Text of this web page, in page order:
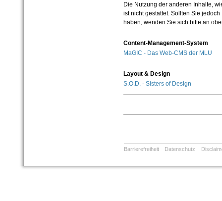
Die Nutzung der anderen Inhalte,
ist nicht gestattet. Sollten Sie
haben, wenden Sie sich bitte an
Content-Management-System
MaGIC - Das Web-CMS der MLU
Layout & Design
S.O.D. - Sisters of Design
Barrierefreiheit Datenschutz